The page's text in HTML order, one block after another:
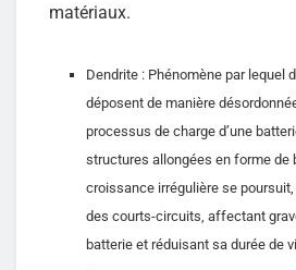
matériaux.
Dendrite : Phénomène par lequel
déposent de manière
processus de charge d’une
structures allongées en forme de
croissance irrégulière se
des courts-circuits, affectant
batterie et réduisant sa durée de